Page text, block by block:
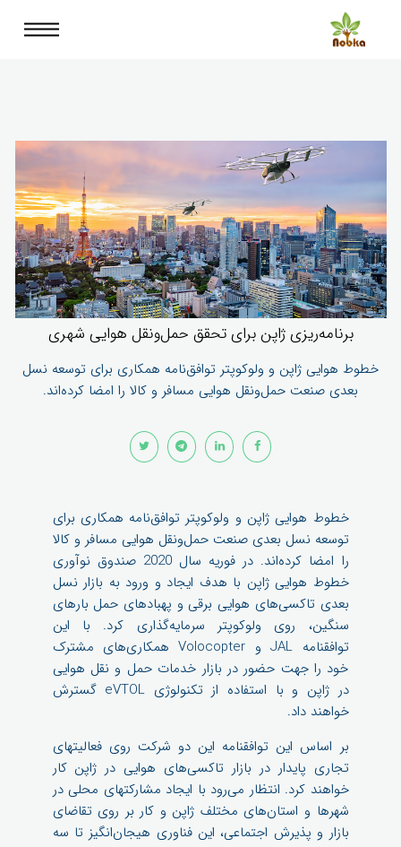
برنامه‌ریزی ژاپن برای تحقق حمل‌ونقل هوایی شهری
خطوط هوایی ژاپن و ولوکوپتر توافق‌نامه همکاری برای توسعه نسل
بعدی صنعت حمل‌ونقل هوایی مسافر و کالا را امضا کرده‌اند.
خطوط هوایی ژاپن و ولوکوپتر توافق‌نامه همکاری برای
توسعه نسل بعدی صنعت حمل‌ونقل هوایی مسافر و کالا
را امضا کرده‌اند. در فوریه سال 2020 صندوق نوآوری
خطوط هوایی ژاپن با هدف ایجاد و ورود به بازار نسل
بعدی تاکسی‌های هوایی برقی و پهبادهای حمل بارهای
سنگین، روی ولوکوپتر سرمایه‌گذاری کرد. با این
توافقنامه JAL و Volocopter همکاری‌های مشترک
خود را جهت حضور در بازار خدمات حمل و نقل هوایی
در ژاپن و با استفاده از تکنولوژی eVTOL گسترش
خواهند داد.
بر اساس این توافقنامه این دو شرکت روی فعالیتهای
تجاری پایدار در بازار تاکسی‌های هوایی در ژاپن کار
خواهند کرد. انتظار می‌رود با ایجاد مشارکتهای محلی در
شهرها و استان‌های مختلف ژاپن و کار بر روی تقاضای
بازار و پذیرش اجتماعی، این فناوری هیجان‌انگیز تا سه